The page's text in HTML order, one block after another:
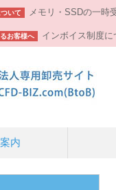
いて メモリ・SSDの一時
お客様へ インボイス制度に
内